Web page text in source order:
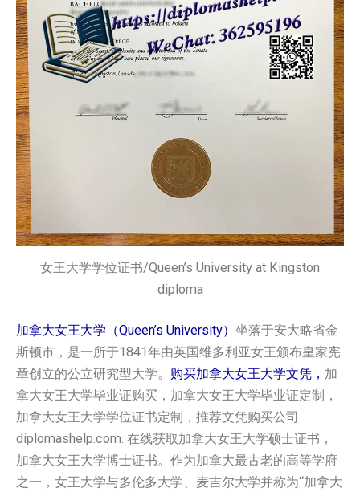
女王大学学位证书/Queen’s University at Kingston
diploma
加拿大女王大学（Queen’s University） 坐落于安大略省金
斯顿市，是一所于1841年由英国维多利亚女王颁布皇家宪
章创立的公立研究型大学。 购买加拿大‌女王大学文凭， 加
拿大‌女王大学毕业证购买，加拿大‌女王大学毕业证定制，
加拿大‌女王大学学位证书定制，推荐文凭购买公司
diplomashelp.com. 在线获取加拿大‌女王大学硕士证书，
加拿大‌女王大学博士证书。作为加拿大最古老的高等学府
之一，女王大学与多伦多大学、麦吉尔大学并称为“加拿大